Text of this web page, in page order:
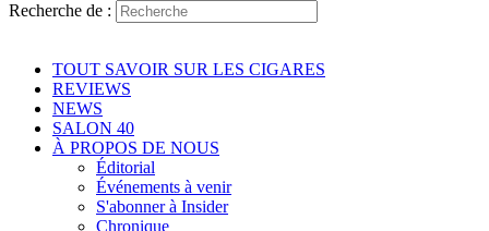
Recherche de :
TOUT SAVOIR SUR LES CIGARES
REVIEWS
NEWS
SALON 40
À PROPOS DE NOUS
Éditorial
Événements à venir
S'abonner à Insider
Chronique